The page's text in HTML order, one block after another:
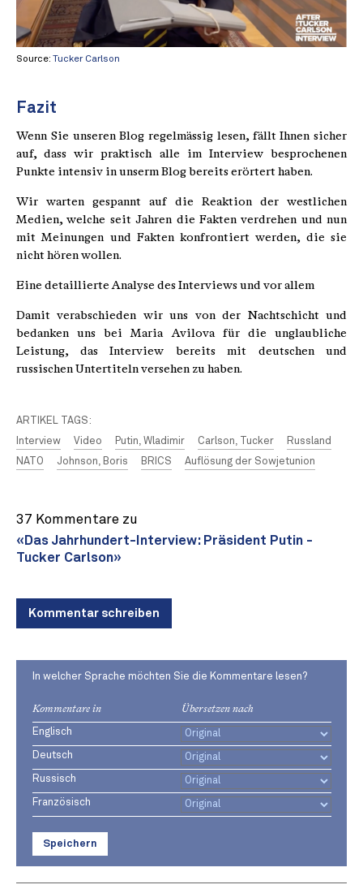
Source: Tucker Carlson
Fazit
Wenn Sie unseren Blog regelmässig lesen, fällt Ihnen sicher
auf, dass wir praktisch alle im Interview besprochenen
Punkte intensiv in unserm Blog bereits erörtert haben.
Wir warten gespannt auf die Reaktion der westlichen
Medien, welche seit Jahren die Fakten verdrehen und nun
mit Meinungen und Fakten konfrontiert werden, die sie
nicht hören wollen.
Eine detaillierte Analyse des Interviews und vor allem
Damit verabschieden wir uns von der Nachtschicht und
bedanken uns bei Maria Avilova für die unglaubliche
Leistung, das Interview bereits mit deutschen und
russischen Untertiteln versehen zu haben.
ARTIKEL TAGS:
Interview
Video Putin, Wladimir Carlson, Tucker
Russland
NATO
Johnson, Boris BRICS Auflösung der Sowjetunion
37 Kommentare zu
«Das Jahrhundert-Interview: Präsident Putin -
Tucker Carlson»
Kommentar schreiben
In welcher Sprache möchten Sie die Kommentare lesen?
Kommentare in Übersetzen nach
Englisch
Deutsch
Russisch
Französisch
Speichern